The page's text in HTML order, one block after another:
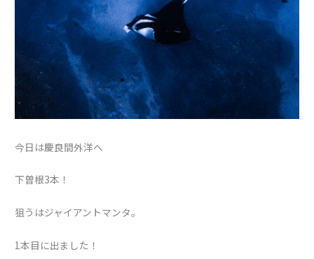
今日は慶良間外洋へ
下曽根3本！
狙うはジャイアントマンタ。
1本目に出ました！